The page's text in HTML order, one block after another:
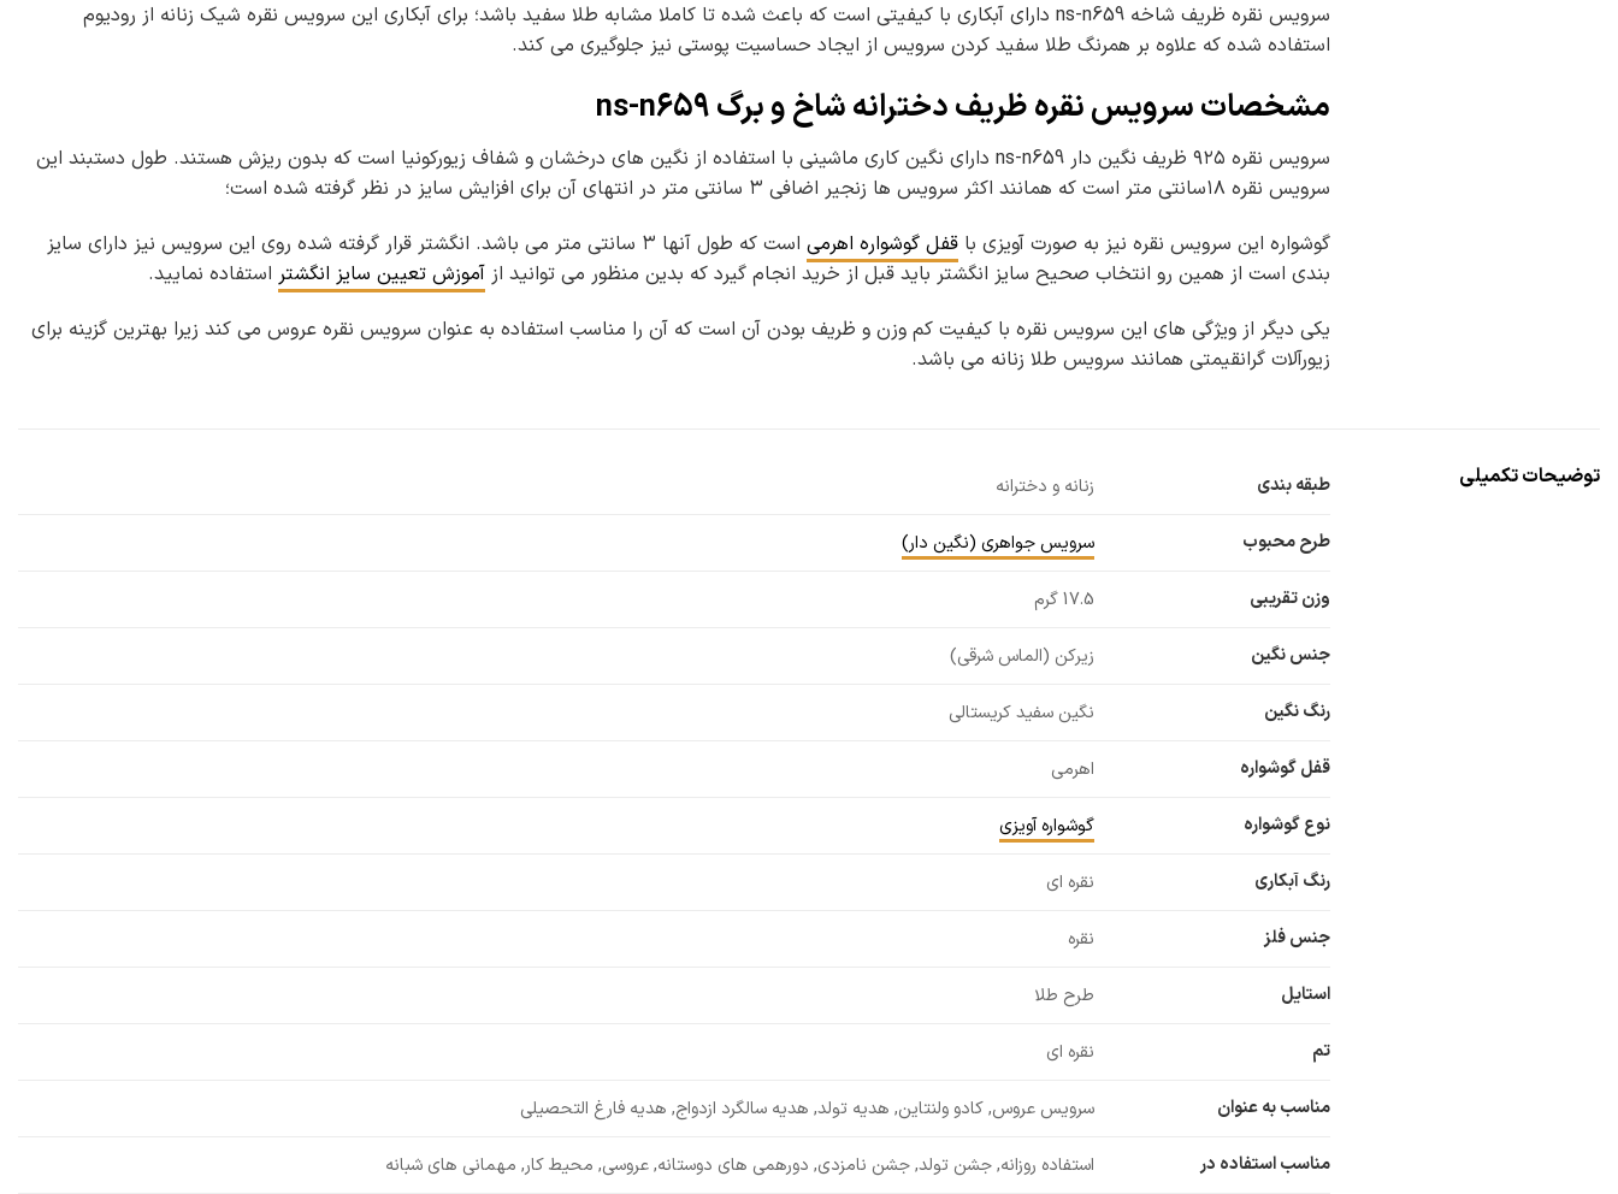
سرویس نقره ظریف شاخه ns-n659 دارای آبکاری با کیفیتی است که باعث شده تا کاملا مشابه طلا سفید باشد؛ برای آبکاری این سرویس نقره شیک زنانه از رودیوم
استفاده شده که علاوه بر همرنگ طلا سفید کردن سرویس از ایجاد حساسیت پوستی نیز جلوگیری می کند.
مشخصات سرویس نقره ظریف دخترانه شاخ و برگ ns-n659
سرویس نقره ۹۲۵ ظریف نگین دار ns-n659 دارای نگین کاری ماشینی با استفاده از نگین های درخشان و شفاف زیورکونیا است که بدون ریزش هستند. طول دستبند این
سرویس نقره ۱۸سانتی متر است که همانند اکثر سرویس ها زنجیر اضافی ۳ سانتی متر در انتهای آن برای افزایش سایز در نظر گرفته شده است؛
گوشواره این سرویس نقره نیز به صورت آویزی با قفل گوشواره اهرمی
است که طول آنها ۳ سانتی متر می باشد. انگشتر قرار گرفته شده روی این سرویس نیز دارای سایز
بندی است از همین رو انتخاب صحیح سایز انگشتر باید قبل از خرید انجام گیرد که بدین منظور می توانید از آموزش تعیین سایز انگشتر استفاده نمایید.
یکی دیگر از ویژگی های این سرویس نقره با کیفیت کم وزن و ظریف بودن آن است که آن را مناسب استفاده به عنوان سرویس نقره عروس می کند زیرا بهترین گزینه برای
زیورآلات گرانقیمتی همانند سرویس طلا زنانه می باشد.
توضیحات تکمیلی طبقه بندی زنانه و دخترانه
طرح محبوب سرویس جواهری (نگین دار)
وزن تقریبی 17.5 گرم
جنس نگین زیرکن (الماس شرقی)
رنگ نگین نگین سفید کریستالی
قفل گوشواره اهرمی
نوع گوشواره گوشواره آویزی
رنگ آبکاری نقره ای
جنس فلز نقره
استایل طرح طلا
تم نقره ای
مناسب به عنوان سرویس عروس, کادو ولنتاین, هدیه تولد, هدیه سالگرد ازدواج, هدیه فارغ التحصیلی
مناسب استفاده در استفاده روزانه, جشن تولد, جشن نامزدی, دورهمی های دوستانه, عروسی, محیط کار, مهمانی های شبانه